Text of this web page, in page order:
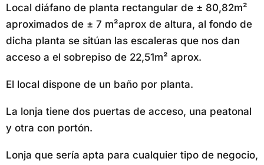
Local diáfano de planta rectangular de ± 80,82m²
aproximados de ± 7 m²aprox de altura, al fondo de
dicha planta se sitúan las escaleras que nos dan
acceso a el sobrepiso de 22,51m² aprox.
El local dispone de un baño por planta.
La lonja tiene dos puertas de acceso, una peatonal
y otra con portón.
Lonja que sería apta para cualquier tipo de negocio,